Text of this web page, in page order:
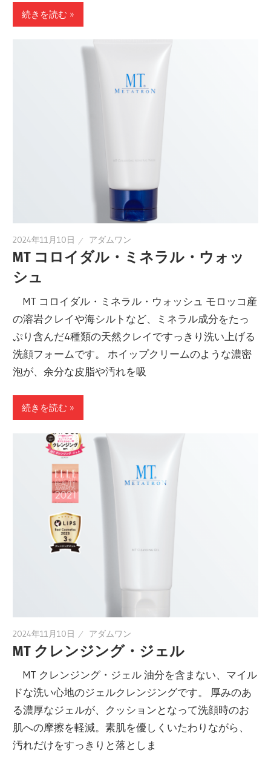
続きを読む »
2024年11月10日 アダムワン
MT コロイダル・ミネラル・ウォッ
シュ
MT コロイダル・ミネラル・ウォッシュ モロッコ産
の溶岩クレイや海シルトなど、ミネラル成分をたっ
ぷり含んだ4種類の天然クレイですっきり洗い上げる
洗顔フォームです。 ホイップクリームのような濃密
泡が、余分な皮脂や汚れを吸
続きを読む »
2024年11月10日 アダムワン
MT クレンジング・ジェル
MT クレンジング・ジェル 油分を含まない、マイル
ドな洗い心地のジェルクレンジングです。 厚みのあ
る濃厚なジェルが、クッションとなって洗顔時のお
肌への摩擦を軽減。素肌を優しくいたわりながら、
汚れだけをすっきりと落としま